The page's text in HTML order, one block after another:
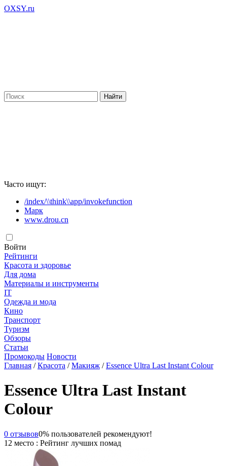
OXSY.ru
Часто ищут:
/index/\\think\\app/invokefunction
Марк
www.drou.cn
Войти
Рейтинги
Красота и здоровье
Для дома
Материалы и инструменты
IT
Одежда и мода
Кино
Транспорт
Туризм
Обзоры
Статьи
Промокоды Новости
Главная /Красота /Макияж /Essence Ultra Last Instant Colour
Essence Ultra Last Instant
Colour
0 отзывов0% пользователей рекомендуют!
12 место : Рейтинг лучших помад